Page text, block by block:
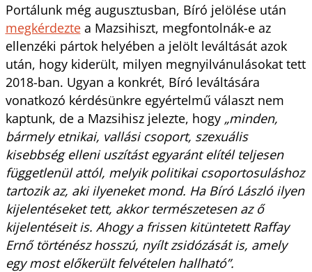
Portálunk még augusztusban, Bíró jelölése után
megkérdeztea Mazsihiszt, megfontolnák-e az
ellenzéki pártok helyében a jelölt leváltását azok
után, hogy kiderült, milyen megnyilvánulásokat tett
2018-ban. Ugyan a konkrét, Bíró leváltására
vonatkozó kérdésünkre egyértelmű választ nem
kaptunk, de a Mazsihisz jelezte, hogy „minden,
bármely etnikai, vallási csoport, szexuális
kisebbség elleni uszítást egyaránt elítél teljesen
függetlenül attól, melyik politikai csoportosuláshoz
tartozik az, aki ilyeneket mond. Ha Bíró László ilyen
kijelentéseket tett, akkor természetesen az ő
kijelentéseit is. Ahogy a frissen kitüntetett Raffay
Ernő történész hosszú, nyílt zsidózását is, amely
egy most előkerült felvételen hallható”.